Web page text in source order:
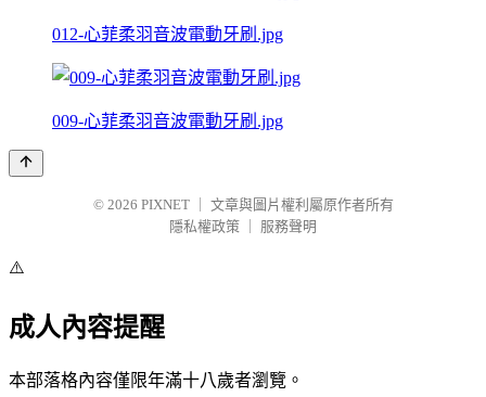
012-心菲柔羽音波電動牙刷.jpg
009-心菲柔羽音波電動牙刷.jpg
© 2026 PIXNET
文章與圖片權利屬原作者所有
隱私權政策
服務聲明
⚠️
成人內容提醒
本部落格內容僅限年滿十八歲者瀏覽。